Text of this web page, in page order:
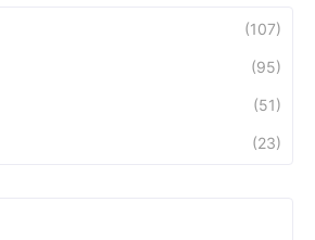
(107)
(95)
(51)
(23)